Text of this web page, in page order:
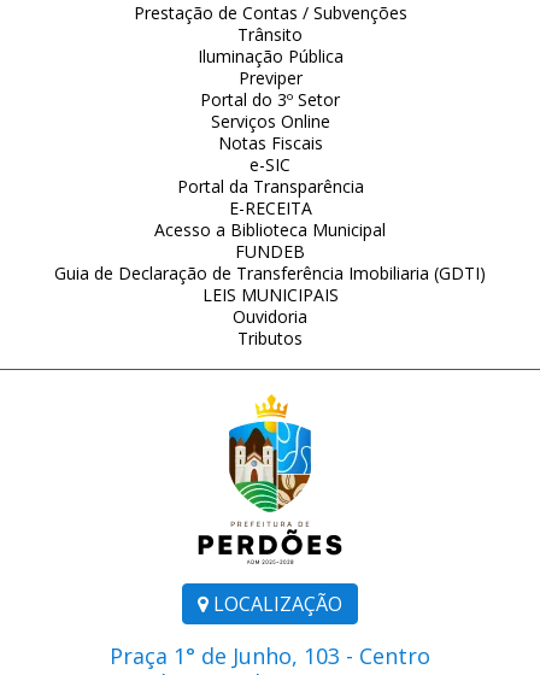
LOCALIZAÇÃO
Praça 1° de Junho, 103 - Centro
Prestação de Contas / Subvenções
Trânsito
Iluminação Pública
Previper
Portal do 3º Setor
Serviços Online
Notas Fiscais
e-SIC
Portal da Transparência
E-RECEITA
Acesso a Biblioteca Municipal
FUNDEB
Guia de Declaração de Transferência Imobiliaria (GDTI)
LEIS MUNICIPAIS
Ouvidoria
Tributos